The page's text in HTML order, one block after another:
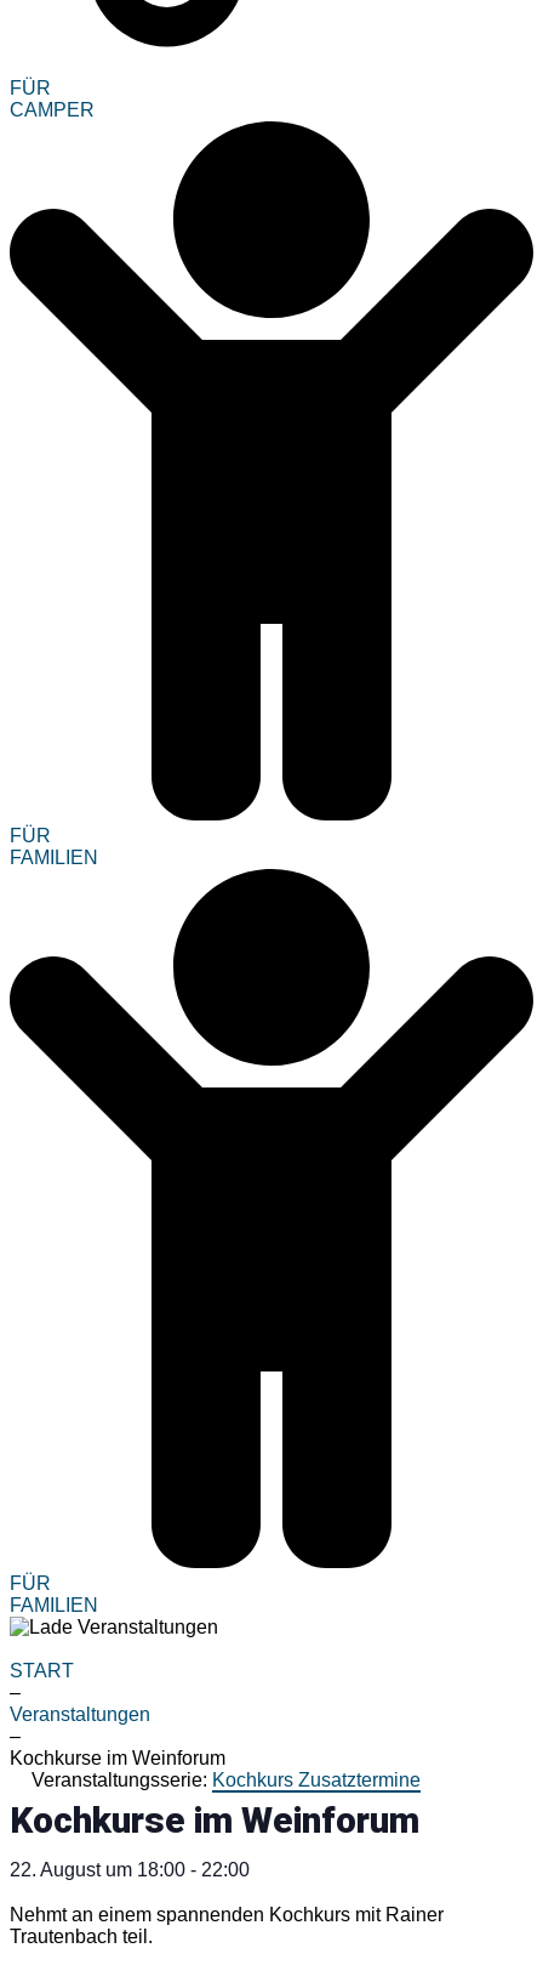
FÜR
CAMPER
FÜR
FAMILIEN
FÜR
FAMILIEN
START
–
Veranstaltungen
–
Kochkurse im Weinforum
Veranstaltungsserie: Kochkurs Zusatztermine
Kochkurse im Weinforum
22. August um 18:00 - 22:00
Nehmt an einem spannenden Kochkurs mit Rainer
Trautenbach teil.